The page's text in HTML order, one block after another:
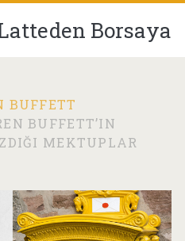
Borsaya
BUFFETT
BUFFETT’IN
MEKTUPLAR